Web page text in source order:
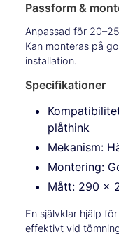
Passform &
Anpassad för
Kan monteras på
installation.
Specifikationer
plåthink
Mekanism:
Montering:
Mått: 290 ×
En självklar hjälp
effektivt vid